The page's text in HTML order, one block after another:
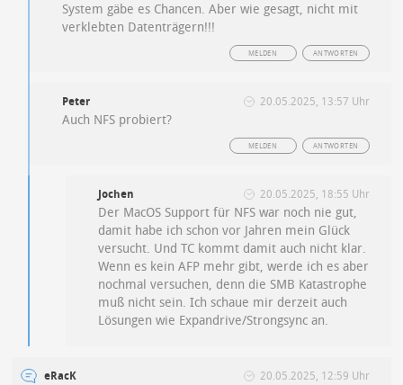
System gäbe es Chancen. Aber wie gesagt, nicht mit
verklebten Datenträgern!!!
ANTWORTEN
MELDEN
Peter 20.05.2025, 13:57 Uhr
Auch NFS probiert?
ANTWORTEN
MELDEN
Jochen 20.05.2025, 18:55 Uhr
Der MacOS Support für NFS war noch nie gut,
damit habe ich schon vor Jahren mein Glück
versucht. Und TC kommt damit auch nicht klar.
Wenn es kein AFP mehr gibt, werde ich es aber
nochmal versuchen, denn die SMB Katastrophe
muß nicht sein. Ich schaue mir derzeit auch
Lösungen wie Expandrive/Strongsync an.
eRacK 20.05.2025, 12:59 Uhr